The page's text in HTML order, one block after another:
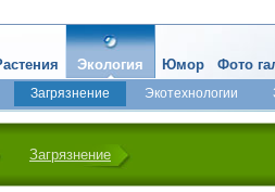
Экология
Загрязнение Экотехнологии
Юмор Фото
Загрязнение